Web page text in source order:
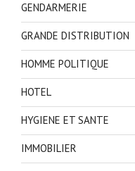
GENDARMERIE
GRANDE DISTRIBUTION
HOMME POLITIQUE
HOTEL
HYGIENE ET SANTE
IMMOBILIER